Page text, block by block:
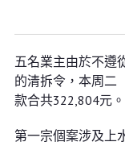
五名業主
共逾三十
五名業主由於不遵
的清拆令，本周二
款合共322,804元。
第一宗個䅁涉及上